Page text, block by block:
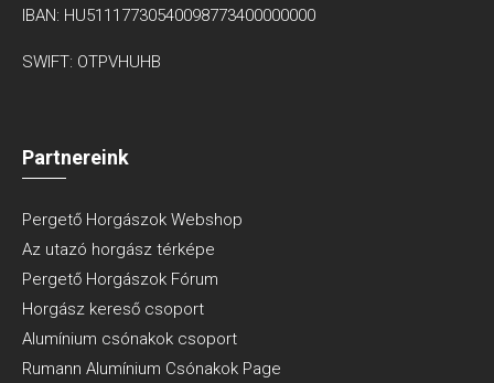
IBAN: HU51117730540098773400000000
SWIFT: OTPVHUHB
Partnereink
Pergető Horgászok Webshop
Az utazó horgász térképe
Pergető Horgászok Fórum
Horgász kereső csoport
Alumínium csónakok csoport
Rumann Alumínium Csónakok Page